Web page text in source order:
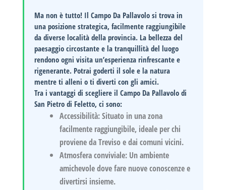
Ma non è tutto! Il Campo Da Pallavolo si trova in
una posizione strategica, facilmente raggiungibile
da diverse località della provincia. La bellezza del
paesaggio circostante e la tranquillità del luogo
rendono ogni visita un’esperienza rinfrescante e
rigenerante. Potrai goderti il sole e la natura
mentre ti alleni o ti diverti con gli amici.
Tra ivantaggi di scegliere il Campo Da Pallavolo di
San Pietro di Feletto, ci sono:
Accessibilità:Situato in una zona
facilmente raggiungibile, ideale per chi
proviene da Treviso e dai comuni vicini.
Atmosfera conviviale:Un ambiente
amichevole dove fare nuove conoscenze e
divertirsi insieme.